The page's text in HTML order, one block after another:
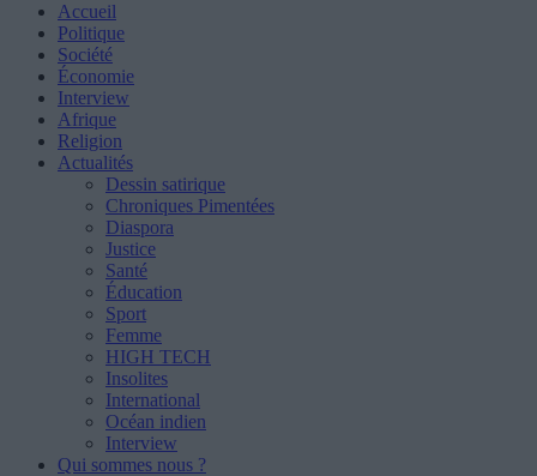
Accueil
Politique
Société
Économie
Interview
Afrique
Religion
Actualités
Dessin satirique
Chroniques Pimentées
Diaspora
Justice
Santé
Éducation
Sport
Femme
HIGH TECH
Insolites
International
Océan indien
Interview
Qui sommes nous ?